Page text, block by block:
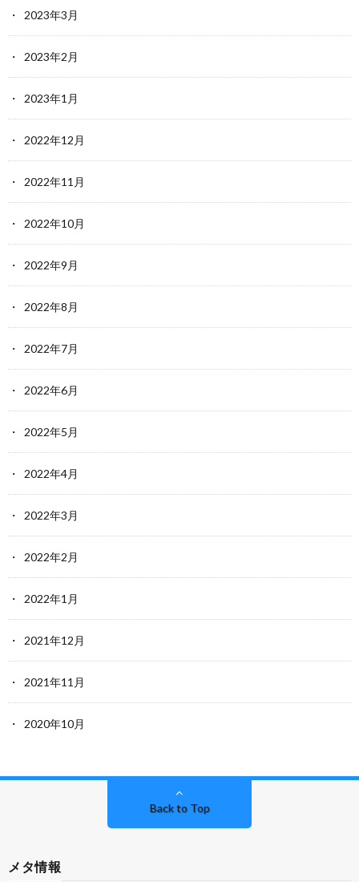
2023年3月
2023年2月
2023年1月
2022年12月
2022年11月
2022年10月
2022年9月
2022年8月
2022年7月
2022年6月
2022年5月
2022年4月
2022年3月
2022年2月
2022年1月
2021年12月
2021年11月
2020年10月
Back to Top
メタ情報